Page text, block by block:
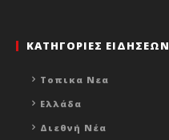
ΚΑΤΗΓΟΡΙΕΣ ΕΙΔΗΣΕΩΝ
Τοπικα Νεα
Ελλάδα
Διεθνή Νέα